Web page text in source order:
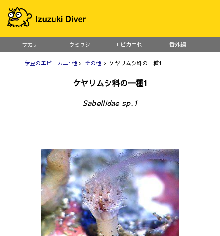
サカナ ウミウシ エビカニ他 番外編
伊豆のエビ・カニ･他> その他 > ケヤリムシ科の一種1
ケヤリムシ科の一種1
Sabellidae sp.1